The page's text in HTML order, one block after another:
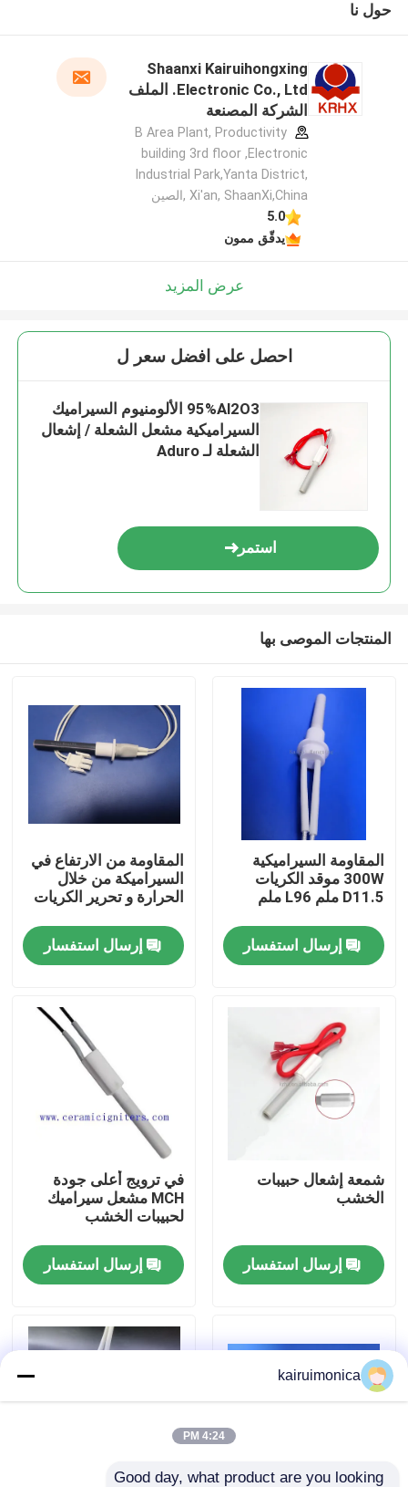
المنزل
أشرطة فيديو
معلومات عنا
جولة في المعمل
اتصل بنا
اطلب اقتباس
حول نا
Shaanxi Kairuihongxing
Electronic Co., Ltd. الملف
الشركة المصنعة
B Area Plant, Productivity
building 3rd floor ,Electronic
Industrial Park,Yanta District,
Xi'an, ShaanXi,China ,الصين
5.0
يدقّق ممون
عرض المزيد
احصل على افضل سعر ل
95%Al2O3 الألومنيوم السيراميك
السيراميكية مشعل الشعلة / إشعال
الشعلة لـ Aduro
استمر
المنتجات الموصى بها
المقاومة السيراميكية
300W موقد الكريات
D11.5 ملم L96 ملم
إرسال استفسار
المقاومة من الارتفاع في
السيراميكة من خلال
الحرارة و تحرير الكريات
إرسال استفسار
شمعة إشعال حبيبات
الخشب
إرسال استفسار
في ترويج أعلى جودة
MCH مشعل سيراميك
لحبيبات الخشب
إرسال استفسار
kairuimonica
4:24 PM
Good day, what product are you looking